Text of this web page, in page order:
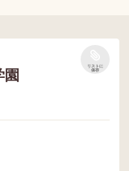
園
リストに
保存